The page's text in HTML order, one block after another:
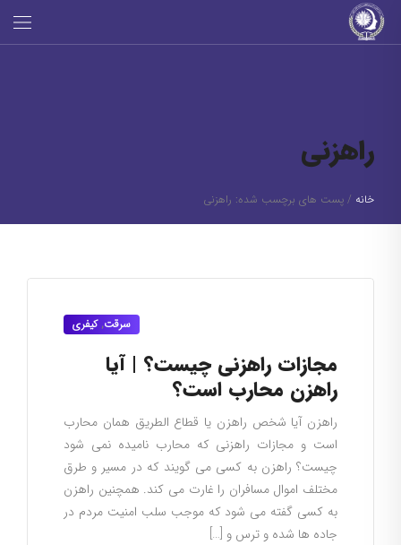
راهزنی
خانه / پست های برچسب شده: راهزنی
سرقت,کیفری
مجازات راهزنی چیست؟ | آیا
راهزن محارب است؟
راهزن آیا شخص راهزن یا قطاع الطریق همان محارب
است و مجازات راهزنی که محارب نامیده نمی شود
چیست؟ راهزن به کسی می گویند که در مسیر و طرق
مختلف اموال مسافران را غارت می کند. همچنین راهزن
به کسی گفته می شود که موجب سلب امنیت مردم در
جاده ها شده و ترس و […]